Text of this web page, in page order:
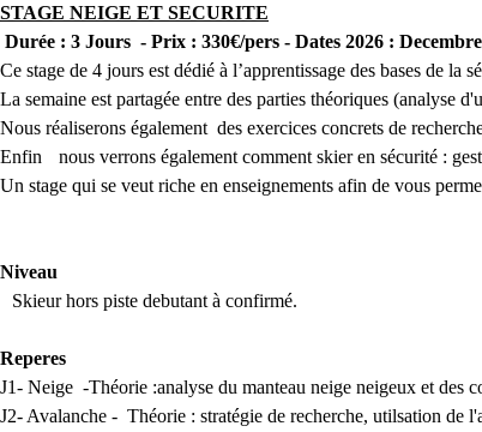
STAGE NEIGE ET SECURITE
Durée : 3 Jours - Prix : 330€/pers - Dates 2026 :
Ce stage de 4 jours est dédié à l’apprentissage des bases de
La semaine est partagée entre des parties théoriques (analyse
Nous réaliserons également des exercices concrets de
Enfin nous verrons également comment skier en sécurité :
Un stage qui se veut riche en enseignements afin de vous
Niveau
Skieur hors piste debutant à confirmé.
Reperes
J1- Neige -Théorie :analyse du manteau neige neigeux et
J2- Avalanche - Théorie : stratégie de recherche, utilsation de